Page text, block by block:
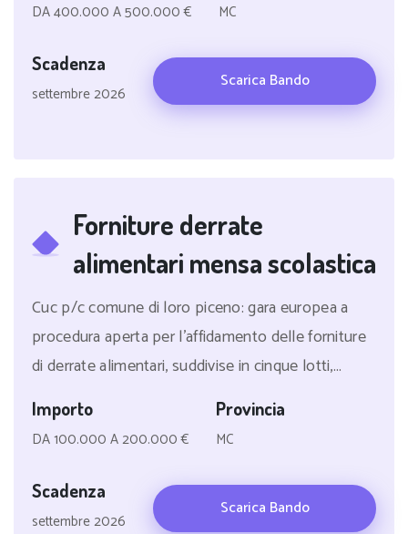
DA 400.000 A 500.000 € MC
Scadenza
settembre 2026
Scarica Bando
Forniture derrate
alimentari mensa scolastica
Cuc p/c comune di loro piceno: gara europea a
procedura aperta per l'affidamento delle forniture
di derrate alimentari, suddivise in cinque lotti,...
Importo
DA 100.000 A 200.000 €
Provincia
MC
Scadenza
settembre 2026
Scarica Bando